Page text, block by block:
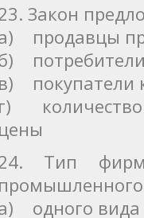
Закон
продавцы
в) покупатели
г) количество
цены
Тип
промышленного
одного вида